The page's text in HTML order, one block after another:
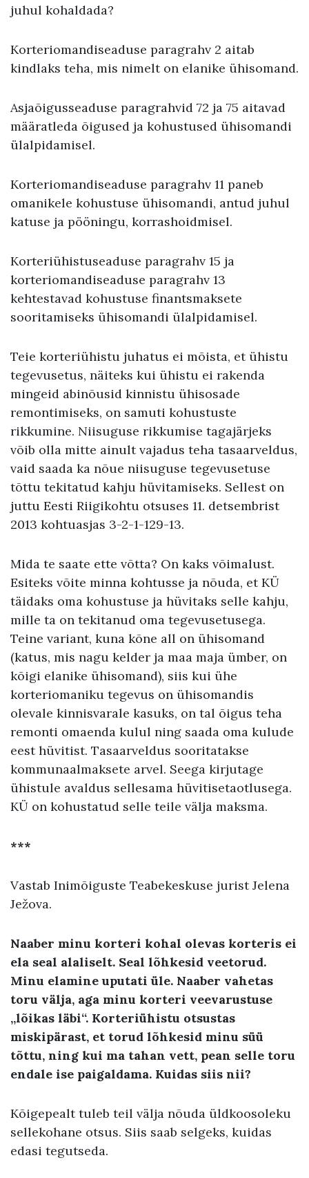
juhul kohaldada?
Korteriomandiseaduse paragrahv 2 aitab
kindlaks teha, mis nimelt on elanike ühisomand.
Asjaõigusseaduse paragrahvid 72 ja 75 aitavad
määratleda õigused ja kohustused ühisomandi
ülalpidamisel.
Korteriomandiseaduse paragrahv 11 paneb
omanikele kohustuse ühisomandi, antud juhul
katuse ja pööningu, korrashoidmisel.
Korteriühistuseaduse paragrahv 15 ja
korteriomandiseaduse paragrahv 13
kehtestavad kohustuse finantsmaksete
sooritamiseks ühisomandi ülalpidamisel.
Teie korteriühistu juhatus ei mõista, et ühistu
tegevusetus, näiteks kui ühistu ei rakenda
mingeid abinõusid kinnistu ühisosade
remontimiseks, on samuti kohustuste
rikkumine. Niisuguse rikkumise tagajärjeks
võib olla mitte ainult vajadus teha tasaarveldus,
vaid saada ka nõue niisuguse tegevusetuse
tõttu tekitatud kahju hüvitamiseks. Sellest on
juttu Eesti Riigikohtu otsuses 11. detsembrist
2013 kohtuasjas 3-2-1-129-13.
Mida te saate ette võtta? On kaks võimalust.
Esiteks võite minna kohtusse ja nõuda, et KÜ
täidaks oma kohustuse ja hüvitaks selle kahju,
mille ta on tekitanud oma tegevusetusega.
Teine variant, kuna kõne all on ühisomand
(katus, mis nagu kelder ja maa maja ümber, on
kõigi elanike ühisomand), siis kui ühe
korteriomaniku tegevus on ühisomandis
olevale kinnisvarale kasuks, on tal õigus teha
remonti omaenda kulul ning saada oma kulude
eest hüvitist. Tasaarveldus sooritatakse
kommunaalmaksete arvel. Seega kirjutage
ühistule avaldus sellesama hüvitisetaotlusega.
KÜ on kohustatud selle teile välja maksma.
***
Vastab Inimõiguste Teabekeskuse jurist Jelena
Ježova.
Naaber minu korteri kohal olevas korteris ei
ela seal alaliselt. Seal lõhkesid veetorud.
Minu elamine uputati üle. Naaber vahetas
toru välja, aga minu korteri veevarustuse
„lõikas läbi“. Korteriühistu otsustas
miskipärast, et torud lõhkesid minu süü
tõttu, ning kui ma tahan vett, pean selle toru
endale ise paigaldama. Kuidas siis nii?
Kõigepealt tuleb teil välja nõuda üldkoosoleku
sellekohane otsus. Siis saab selgeks, kuidas
edasi tegutseda.